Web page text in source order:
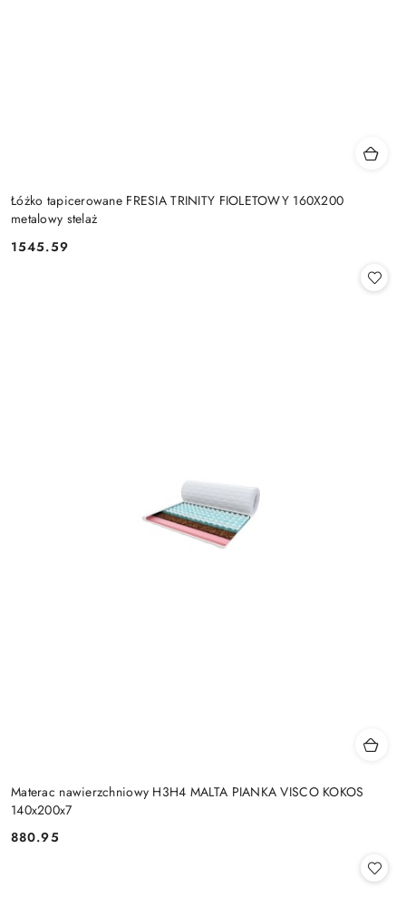
Łóżko tapicerowane FRESIA TRINITY FIOLETOWY 160X200
metalowy stelaż
Cena:
1545.59
Materac nawierzchniowy H3H4 MALTA PIANKA VISCO KOKOS
140x200x7
Cena:
880.95